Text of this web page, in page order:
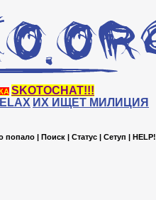
SKOTOCHAT!!!
ИХ ИЩЕТ МИЛИЦИЯ
попало | Поиск | Статус | Сетуп | HELP!